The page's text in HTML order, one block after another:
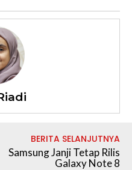
BERITA SELANJUTNYA
Samsung Janji Tetap Rilis
Galaxy Note 8